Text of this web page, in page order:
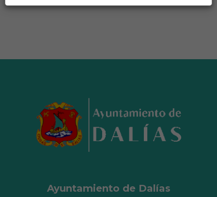
Ayuntamiento de Dalías